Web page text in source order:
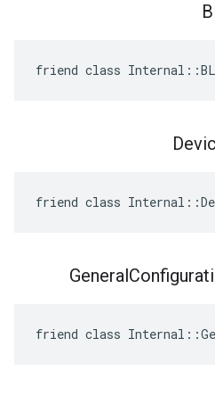
friend class
friend class
General
friend class